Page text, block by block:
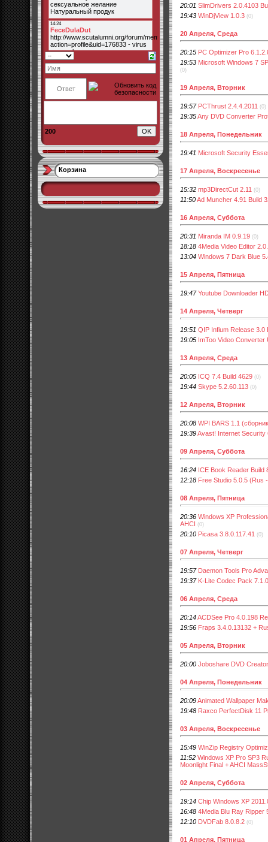
200
Корзина
20:01 SlimDrivers 2.0.4103
19:43 WinDjView 1.0.3 (0)
20 Апреля, Среда
20:15 PC Optimizer Pro
19:53 Microsoft Windows 7
(0)
19 Апреля, Вторник
19:57 PCThrust 2.4.4.2011 (0)
19:35Any DVD Converter
18 Апреля, Понедельник
19:41 Microsoft Security
17 Апреля, Воскресенье
15:32 mp3DirectCut 2.11 (0)
11:50Ad Muncher 4.91 Build
16 Апреля, Суббота
20:31 Miranda IM 0.9.19 (0)
18:18 4Media Video Editor
13:04 Windows 7 Dark Blue
15 Апреля, Пятница
19:47 Youtube Downloader
14 Апреля, Четверг
19:51 QIP Infium Release 3.0
19:05 ImToo Video Converter
13 Апреля, Среда
20:05 ICQ 7.4 Build 4629 (0)
19:44 Skype 5.2.60.113 (0)
12 Апреля, Вторник
20:08 WPI BARS 1.1
19:39Avast! Internet Security
09 Апреля, Суббота
16:24 ICE Book Reader Build
12:18 Free Studio 5.0.5 (Rus
08 Апреля, Пятница
20:36 Windows XP
AHCI (0)
20:10 Picasa 3.8.0.117.41 (0)
07 Апреля, Четверг
19:57 Daemon Tools Pro
19:37 K-Lite Codec Pack 7.1.0
06 Апреля, Среда
20:14ACDSee Pro 4.0.198
19:56 Fraps 3.4.0.13132 +
05 Апреля, Вторник
20:00 Joboshare DVD
04 Апреля, Понедельник
20:09Animated Wallpaper
19:48 Raxco PerfectDisk 11
03 Апреля, Воскресенье
15:49 WinZip Registry
11:52 Windows XP Pro SP3
Moonlight Final + AHCI
02 Апреля, Суббота
19:14 Chip Windows XP
16:48 4Media Blu Ray Ripper
12:10 DVDFab 8.0.8.2 (0)
01 Апреля, Пятница